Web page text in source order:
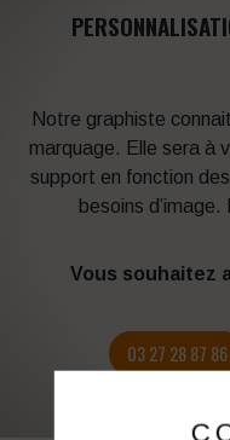
Notre graphiste
marquage. Elle sera à
support en fonction
besoins
Vous souhaitez
03 27 28 87 86